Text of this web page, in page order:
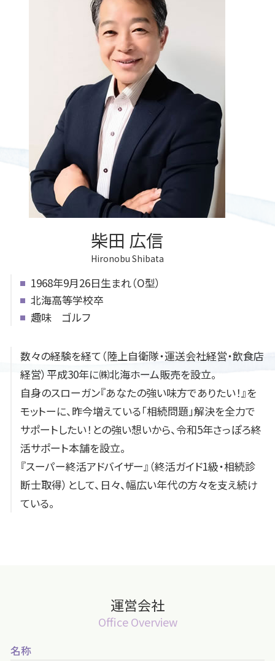
相続放棄 手続き
相続 認知症 法定相続分
公正証書 確認方法
公正証書とは 遺言
公正証書とは 不動産
公正証書遺言 効力
成年後見 任意後見
成年後見人とは 誰
成年後見人 手続き どこで
成年後見人とは 家族
成年後見人とは 認知症
成年後見制度 費用
成年後見人 手続き
遺言書 効力 期間
遺言書 効力 いつから
遺言書 無効
遺言書 効力 遺留分
遺言書 効力 期限
遺言 江別市
遺言書の書き方 相談
遺言 遺留分対策
遺言書
柴田 広信
Hironobu Shibata
1968年9月26日生まれ（O型）
北海高等学校卒
趣味 ゴルフ
数々の経験を経て（陸上自衛隊・運送会社経営・飲食店
経営）平成30年に㈱北海ホーム販売を設立。
自身のスローガン『あなたの強い味方でありたい！』を
モットーに、昨今増えている「相続問題」解決を全力で
サポートしたい！との強い想いから、令和5年さっぽろ終
活サポート本舗を設立。
『スーパー終活アドバイザー』（終活ガイド1級・相続診
断士取得）として、日々、幅広い年代の方々を支え続け
ている。
運営会社
Office Overview
名称